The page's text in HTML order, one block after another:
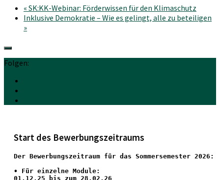
« SK:KK-Webinar: Förderwissen für den Klimaschutz
Inklusive Demokratie – Wie es gelingt, alle zu beteiligen
»
Folgen:
Start des Bewerbungszeitraums
Der Bewerbungszeitraum für das Sommersemester 2026:
• Für einzelne Module:
01.12.25 bis zum 28.02.26